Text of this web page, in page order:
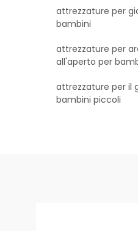
attrezzature per
bambini
attrezzature per
all'aperto per
attrezzature per il
bambini piccoli